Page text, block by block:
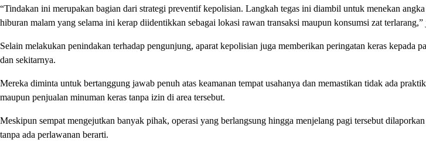
“Tindakan ini merupakan bagian dari strategi preventif kepolisian. Langkah tegas ini diambil untuk menekan
hiburan malam yang selama ini kerap diidentikkan sebagai lokasi rawan transaksi maupun konsumsi zat terlarang,”
Selain melakukan penindakan terhadap pengunjung, aparat kepolisian juga memberikan peringatan keras kepada
dan sekitarnya.
Mereka diminta untuk bertanggung jawab penuh atas keamanan tempat usahanya dan memastikan tidak ada
maupun penjualan minuman keras tanpa izin di area tersebut.
Meskipun sempat mengejutkan banyak pihak, operasi yang berlangsung hingga menjelang pagi tersebut
tanpa ada perlawanan berarti.